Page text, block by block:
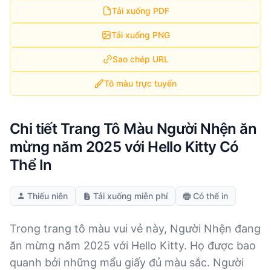
Tải xuống PDF
Tải xuống PNG
Sao chép URL
Tô màu trực tuyến
Chi tiết Trang Tô Màu Người Nhện ăn
mừng năm 2025 với Hello Kitty Có
Thể In
Thiếu niên Tải xuống miễn phí Có thể in
Trong trang tô màu vui vẻ này, Người Nhện đang
ăn mừng năm 2025 với Hello Kitty. Họ được bao
quanh bởi những mẩu giấy đủ màu sắc. Người